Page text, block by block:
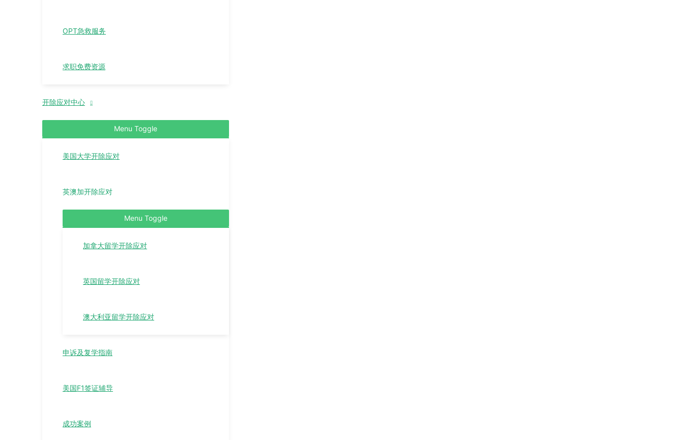
OPT急救服务
求职免费资源
开除应对中心
Menu Toggle
美国大学开除应对
英澳加开除应对
Menu Toggle
加拿大留学开除应对
英国留学开除应对
澳大利亚留学开除应对
申诉及复学指南
美国F1签证辅导
成功案例